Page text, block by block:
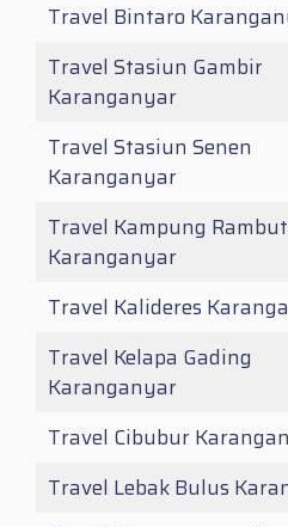
Travel Bintaro
Travel Stasiun Gambir
Karanganyar
Travel Stasiun Senen
Karanganyar
Travel Kampung
Karanganyar
Travel Kalideres
Travel Kelapa Gading
Karanganyar
Travel Cibubur
Travel Lebak Bulus